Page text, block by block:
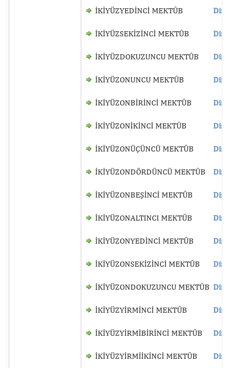
İKİYÜZYEDİNCİ MEKTÛB
İKİYÜZSEKİZİNCİ MEKTÛB
İKİYÜZDOKUZUNCU MEKTÛB
İKİYÜZONUNCU MEKTÛB
İKİYÜZONBİRİNCİ MEKTÛB
İKİYÜZONİKİNCİ MEKTÛB
İKİYÜZONÜÇÜNCÜ MEKTÛB
İKİYÜZONDÖRDÜNCÜ MEKTÛB
İKİYÜZONBEŞİNCİ MEKTÛB
İKİYÜZONALTINCI MEKTÛB
İKİYÜZONYEDİNCİ MEKTÛB
İKİYÜZONSEKİZİNCİ MEKTÛB
İKİYÜZONDOKUZUNCU MEKTÛB
İKİYÜZYİRMİNCİ MEKTÛB
İKİYÜZYİRMİBİRİNCİ MEKTÛB
İKİYÜZYİRMİİKİNCİ MEKTÛB